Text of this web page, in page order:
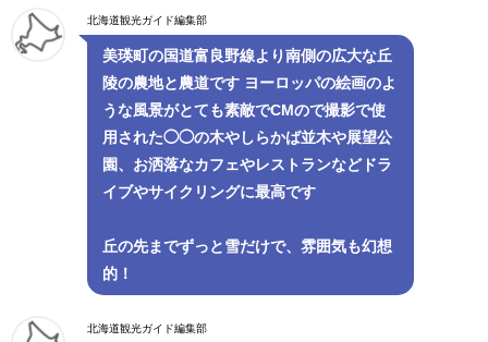
北海道観光ガイド編集部
美瑛町の国道富良野線より南側の広大な丘
陵の農地と農道です ヨーロッパの絵画のよ
うな風景がとても素敵でCMので撮影で使
用された◯◯の木やしらかば並木や展望公
園、お洒落なカフェやレストランなどドラ
イブやサイクリングに最高です
丘の先までずっと雪だけで、雰囲気も幻想
的！
北海道観光ガイド編集部